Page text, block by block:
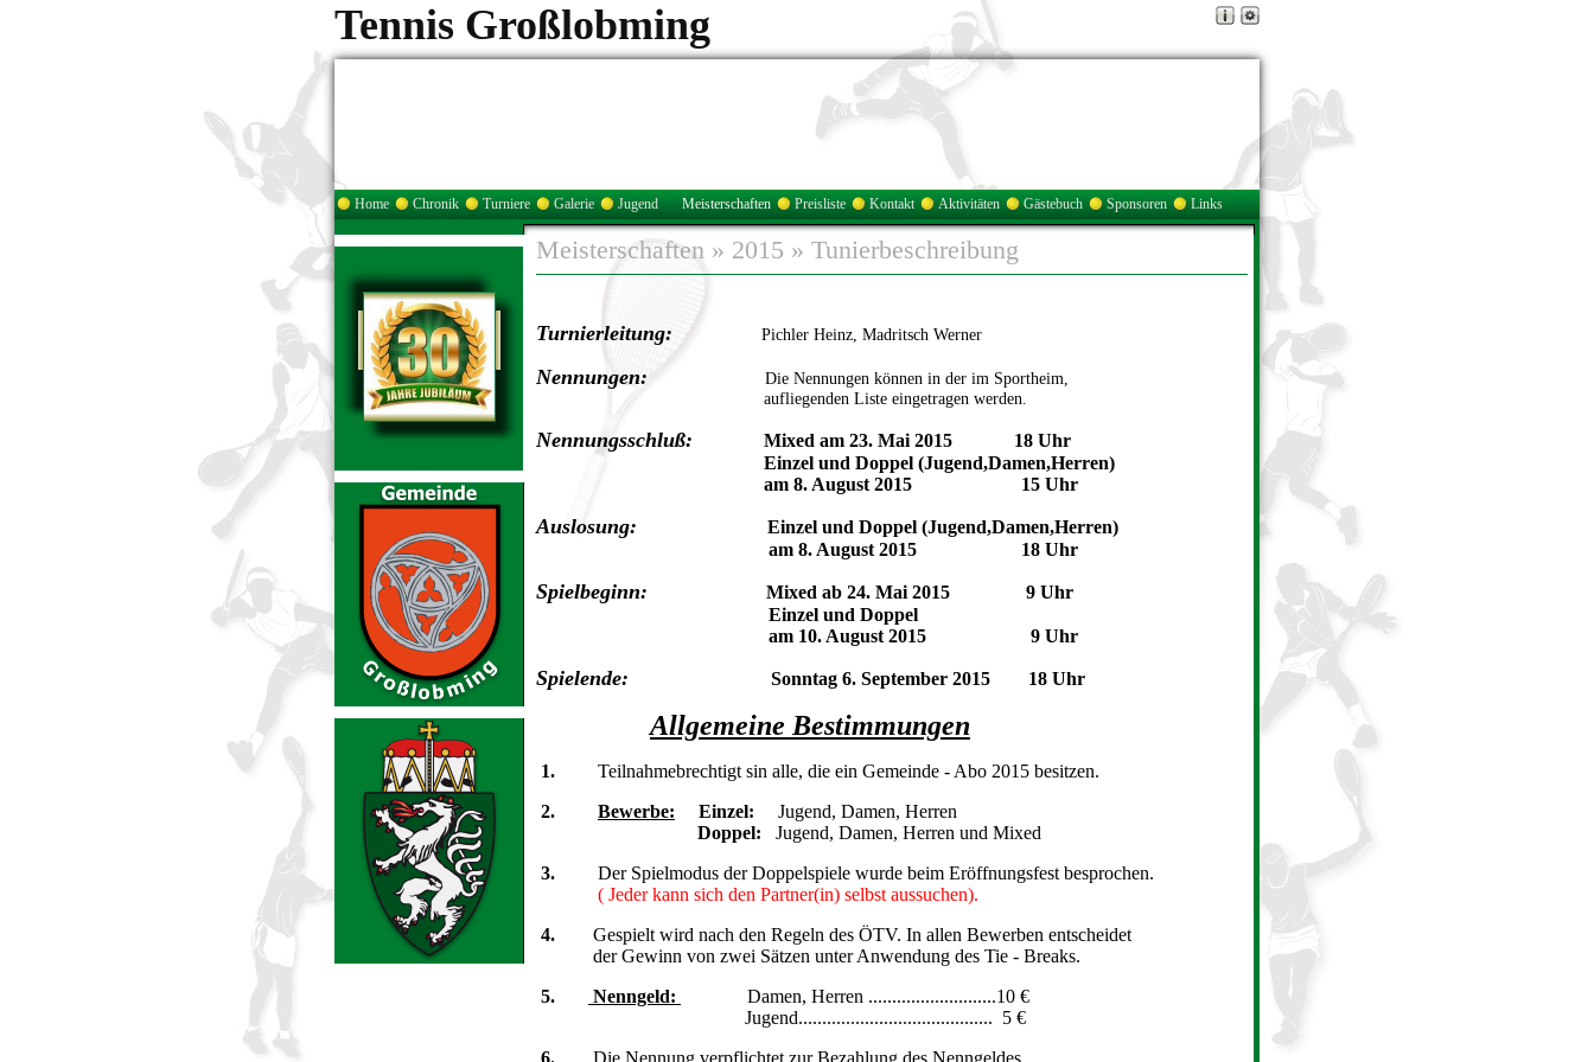
Tennis Großlobming
Home Chronik Turniere Galerie Jugend Meisterschaften Preisliste Kontakt Aktivitäten Gästebuch Sponsoren Links
Meisterschaften » 2015 » Tunierbeschreibung
Turnierleitung: Pichler Heinz, Madritsch Werner
Nennungen:
Die Nennungen können in der im Sportheim,
aufliegenden Liste eingetragen werden.
Nennungsschluß: Mixed am 23. Mai 2015 18 Uhr
Einzel und Doppel (Jugend,Damen,Herren)
am 8. August 2015 15 Uhr
Auslosung: Einzel und Doppel (Jugend,Damen,Herren)
am 8. August 2015 18 Uhr
Spielbeginn: Mixed ab 24. Mai 2015 9 Uhr
Einzel und Doppel
am 10. August 2015 9 Uhr
Spielende: Sonntag 6. September 2015 18 Uhr
Allgemeine Bestimmungen
1. Teilnahmebrechtigt sin alle, die ein Gemeinde - Abo 2015 besitzen.
2.
Bewerbe: Einzel: Jugend, Damen, Herren
Doppel: Jugend, Damen, Herren und Mixed
3. Der Spielmodus der Doppelspiele wurde beim Eröffnungsfest besprochen.
( Jeder kann sich den Partner(in) selbst aussuchen).
4. Gespielt wird nach den Regeln des ÖTV. In allen Bewerben entscheidet
der Gewinn von zwei Sätzen unter Anwendung des Tie - Breaks.
5.
Nenngeld:
Damen, Herren ...........................10 €
Jugend......................................... 5 €
6. Die Nennung verpflichtet zur Bezahlung des Nenngeldes.